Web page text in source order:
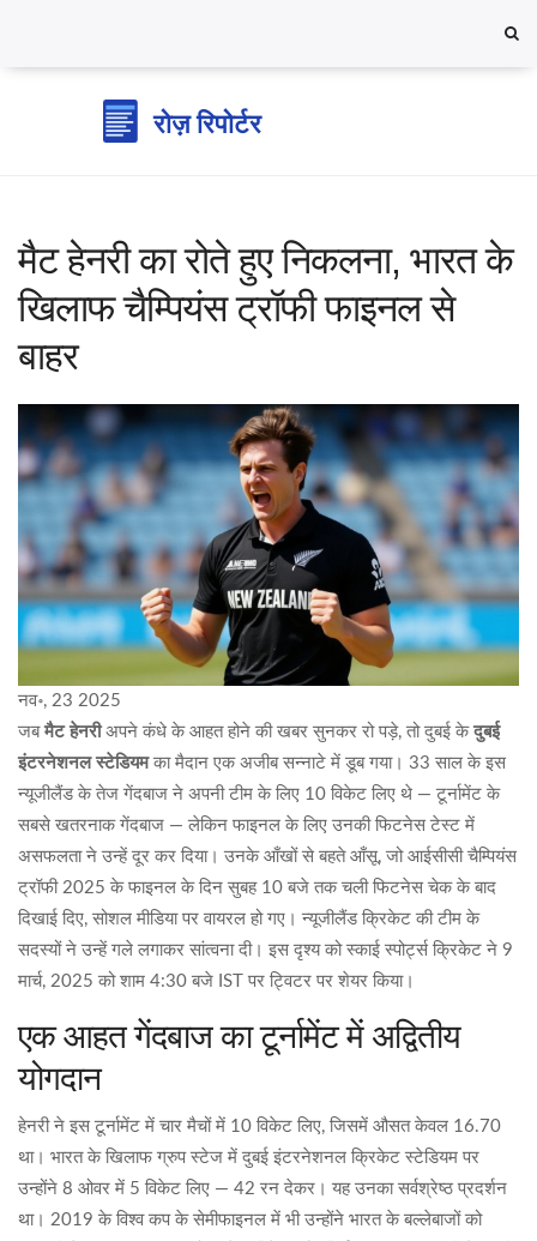
मैट हेनरी का रोते हुए निकलना, भारत के
खिलाफ चैम्पियंस ट्रॉफी फाइनल से
बाहर
नव॰, 23 2025
जब मैट हेनरीअपने कंधे के आहत होने की खबर सुनकर रो पड़े, तो दुबई के दुबई
इंटरनेशनल स्टेडियमका मैदान एक अजीब सन्नाटे में डूब गया। 33 साल के इस
न्यूजीलैंड के तेज गेंदबाज ने अपनी टीम के लिए 10 विकेट लिए थे — टूर्नामेंट के
सबसे खतरनाक गेंदबाज — लेकिन फाइनल के लिए उनकी फिटनेस टेस्ट में
असफलता ने उन्हें दूर कर दिया। उनके आँखों से बहते आँसू, जो आईसीसी चैम्पियंस
ट्रॉफी 2025 के फाइनल के दिन सुबह 10 बजे तक चली फिटनेस चेक के बाद
दिखाई दिए, सोशल मीडिया पर वायरल हो गए। न्यूजीलैंड क्रिकेट की टीम के
सदस्यों ने उन्हें गले लगाकर सांत्वना दी। इस दृश्य को स्काई स्पोर्ट्स क्रिकेट ने 9
मार्च, 2025 को शाम 4:30 बजे IST पर ट्विटर पर शेयर किया।
एक आहत गेंदबाज का टूर्नामेंट में अद्वितीय
योगदान
हेनरी ने इस टूर्नामेंट में चार मैचों में 10 विकेट लिए, जिसमें औसत केवल 16.70
था। भारत के खिलाफ ग्रुप स्टेज में दुबई इंटरनेशनल क्रिकेट स्टेडियम पर
उन्होंने 8 ओवर में 5 विकेट लिए — 42 रन देकर। यह उनका सर्वश्रेष्ठ प्रदर्शन
था। 2019 के विश्व कप के सेमीफाइनल में भी उन्होंने भारत के बल्लेबाजों को